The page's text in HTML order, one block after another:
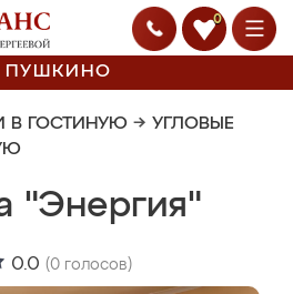
0
ПУШКИНО
В ГОСТИНУЮ → УГЛОВЫЕ
"Энергия"
0.0 (0 голосов)